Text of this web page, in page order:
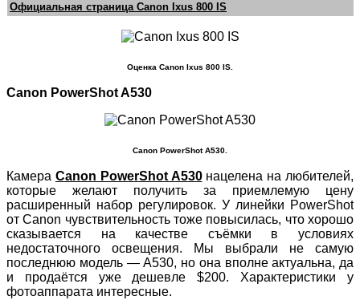
Официальная страница Canon Ixus 800 IS
Оценка Canon Ixus 800 IS.
Canon PowerShot A530
Canon PowerShot A530.
Камера Canon PowerShot A530нацелена на любителей,
которые желают получить за приемлемую цену
расширенный набор регулировок. У линейки PowerShot
от Canon чувствительность тоже повысилась, что хорошо
сказывается на качестве съёмки в условиях
недостаточного освещения. Мы выбрали не самую
последнюю модель — A530, но она вполне актуальна, да
и продаётся уже дешевле $200. Характеристики у
фотоаппарата интересные.